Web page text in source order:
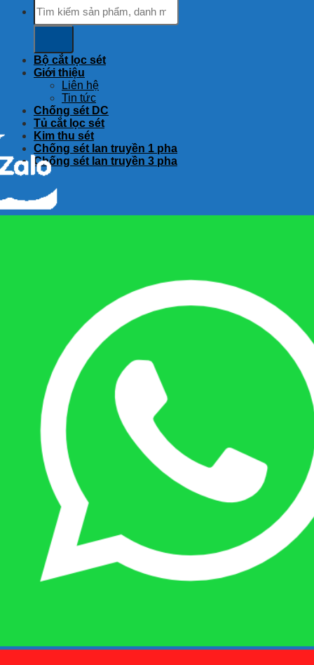
kiếm:
Bộ cắt lọc sét
Giới thiệu
Liên hệ
Tin tức
Chống sét DC
Tủ cắt lọc sét
Kim thu sét
Chống sét lan truyền 1 pha
Chống sét lan truyền 3 pha